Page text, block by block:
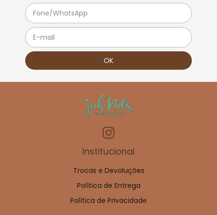
Institucional
Trocas e Devoluções
Política de Entrega
Política de Privacidade